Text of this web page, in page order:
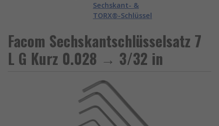
Sechskant- &
TORX®-Schlüssel
Facom Sechskantschlüsselsatz 7
L G Kurz 0.028 → 3/32 in